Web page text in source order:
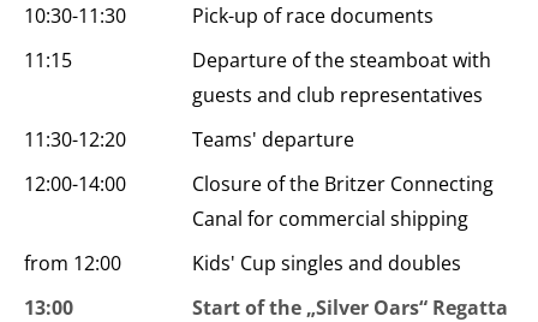
10:30-11:30
Pick-up of race documents
11:15
Departure of the steamboat with
guests and club representatives
11:30-12:20
Teams' departure
12:00-14:00
Closure of the Britzer Connecting
Canal for commercial shipping
from 12:00
Kids' Cup singles and doubles
13:00
Start of the „Silver Oars“ Regatta